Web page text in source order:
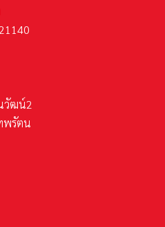
วัฒน์2
พรัตน